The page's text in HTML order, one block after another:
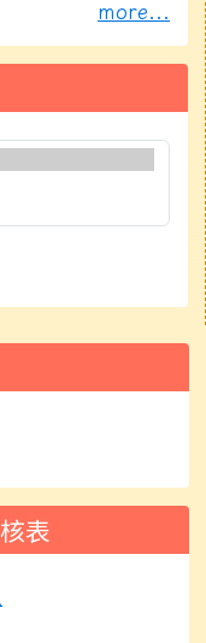
more...
表